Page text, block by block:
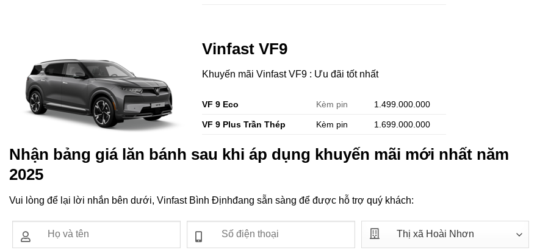
Vinfast VF9
Khuyến mãi Vinfast VF9 : Ưu đãi tốt nhất
VF 9 Eco Kèm pin 1.499.000.000
VF 9 Plus Trần Thép Kèm pin 1.699.000.000
Nhận bảng giá lăn bánh sau khi áp dụng khuyến mãi mới nhất năm
2025
Vui lòng để lại lời nhắn bên dưới, Vinfast Bình Địnhđang sẵn sàng để được hỗ trợ quý khách: